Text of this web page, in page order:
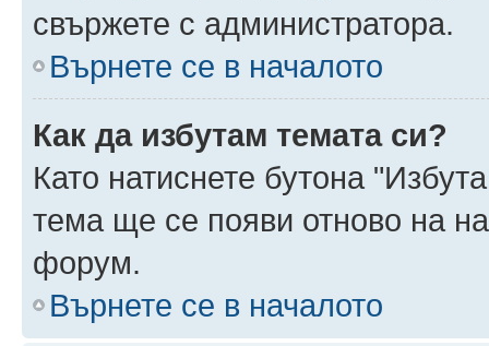
свържете с администратора.
Върнете се в началото
Как да избутам темата си?
Като натиснете бутона
тема ще се появи отново на
форум.
Върнете се в началото